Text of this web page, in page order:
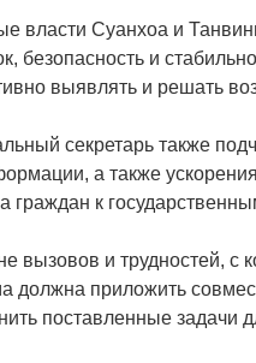
власти Суанхоа и
безопасность и
выявлять и решать
секретарь также
а также
граждан к
вызовов и трудностей, с
должна приложить
поставленные задачи